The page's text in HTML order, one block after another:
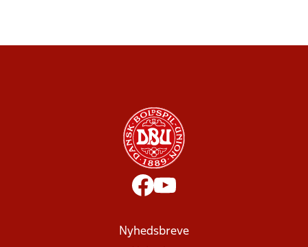
Nyhedsbreve